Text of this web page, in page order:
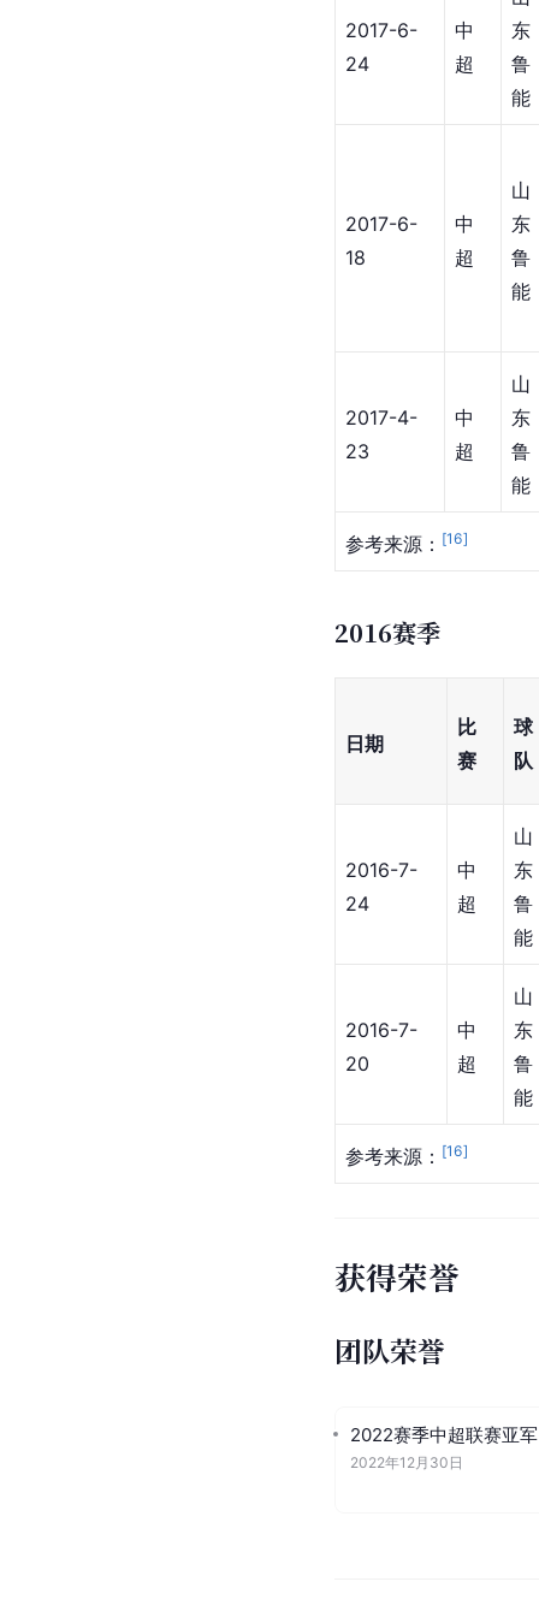
2017-6-
24
中
超
东
鲁
能
2017-6-
18
中
超
山
东
鲁
能
2017-4-
23
中
超
山
东
鲁
能
参考来源： [16]
2016赛季
日期
比
赛
球
队
2016-7-
24
中
超
山
东
鲁
能
2016-7-
20
中
超
山
东
鲁
能
参考来源： [16]
获得荣誉
团队荣誉
2022赛季中超联赛亚军
2022年12月30日